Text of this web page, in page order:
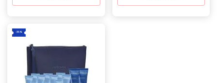
-35%